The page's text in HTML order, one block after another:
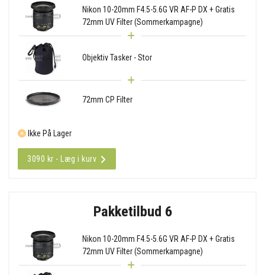
Nikon 10-20mm F4.5-5.6G VR AF-P DX + Gratis
72mm UV Filter (Sommerkampagne)
Objektiv Tasker - Stor
72mm CP Filter
Ikke På Lager
3090 kr - Læg i kurv
Pakketilbud 6
Nikon 10-20mm F4.5-5.6G VR AF-P DX + Gratis
72mm UV Filter (Sommerkampagne)